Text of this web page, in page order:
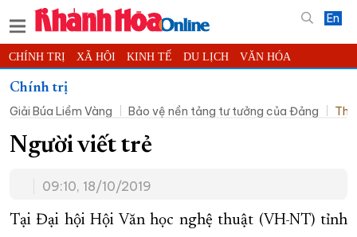
En
CHÍNH TRỊ XÃ HỘI KINH TẾ DU LỊCH VĂN HÓA
THỂ THAO
KHOA HỌC - CÔNG NGHỆ PHÁP LUẬT BẠN ĐỌC PHÓNG SỰ
THẾ GIỚI MULTIMEDIA VIDEO
QUY HOẠCH TỈNH KHÁNH HÒA
TRƯỜNG SA BIỂN ĐẢO QUÊ HƯƠNG
Chính trị
Giải Búa Liềm Vàng
Bảo vệ nền tảng tư tưởng của Đảng
Người viết trẻ
09:10, 18/10/2019
Tại Đại hội Hội Văn học nghệ thuật (VH-NT) tỉnh